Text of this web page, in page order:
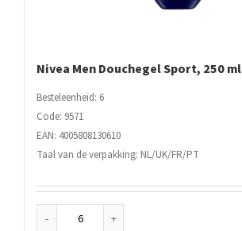
Nivea Men Douchegel Sport, 250 ml
Besteleenheid: 6
Code: 9571
EAN: 4005808130610
Taal van de verpakking: NL/UK/FR/PT
Nivea